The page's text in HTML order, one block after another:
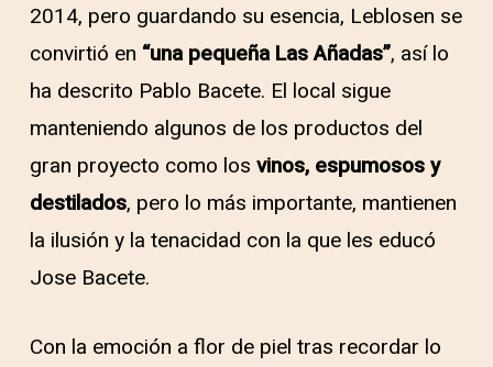
2014, pero guardando su esencia, Leblosen se
convirtió en “una pequeña Las Añadas”, así lo
ha descrito Pablo Bacete. El local sigue
manteniendo algunos de los productos del
gran proyecto como los vinos, espumosos y
destilados, pero lo más importante, mantienen
la ilusión y la tenacidad con la que les educó
Jose Bacete.
Con la emoción a flor de piel tras recordar lo